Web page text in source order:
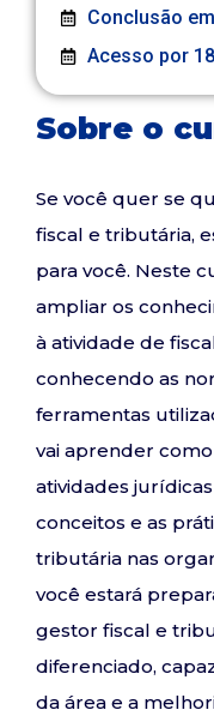
Conclusão
Acesso por
Sobre o
Se você quer se
fiscal e tributária,
para você. Neste
ampliar os
à atividade de
conhecendo as
ferramentas
vai aprender
atividades
conceitos e as
tributária nas
você estará
gestor fiscal e
diferenciado,
da área e a